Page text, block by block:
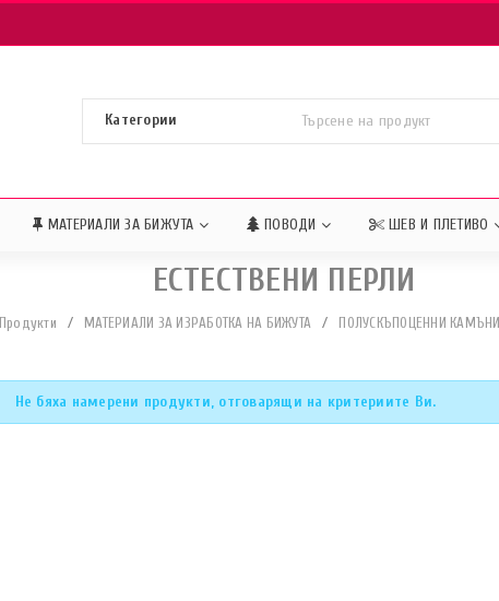
МАТЕРИАЛИ ЗА БИЖУТА ПОВОДИ ШЕВ И ПЛЕТИВО
ЕСТЕСТВЕНИ ПЕРЛИ
Продукти / МАТЕРИАЛИ ЗА ИЗРАБОТКА НА БИЖУТА / ПОЛУСКЪПОЦЕННИ КАМЪНИ
Не бяха намерени продукти, отговарящи на критериите Ви.